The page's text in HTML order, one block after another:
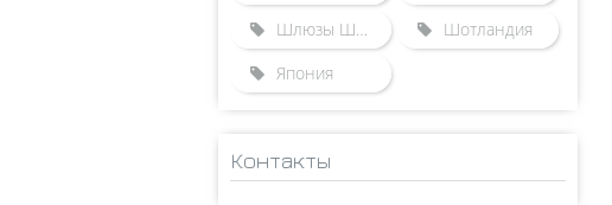
Шлюзы Швейцарии
Шотландия
Япония
Контакты